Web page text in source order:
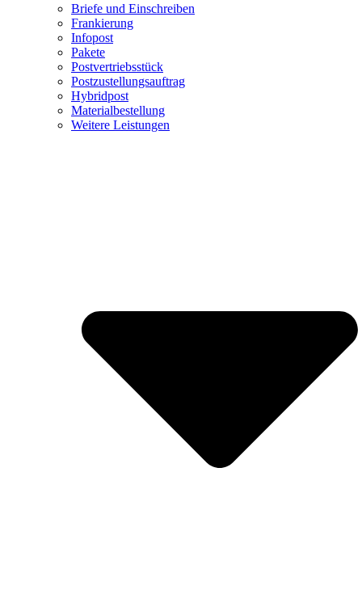
Briefe und Einschreiben
Frankierung
Infopost
Pakete
Postvertriebsstück
Postzustellungsauftrag
Hybridpost
Materialbestellung
Weitere Leistungen